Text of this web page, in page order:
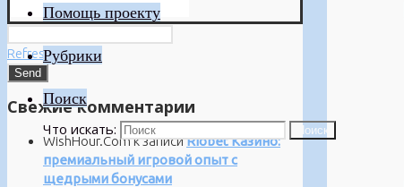
Помощь проекту
Рубрики
Поиск
Что искать: Поиск
Refresh
Свежие комментарии
WishHour.Comк записиRiobet Казино:
премиальный игровой опыт с
щедрыми бонусами